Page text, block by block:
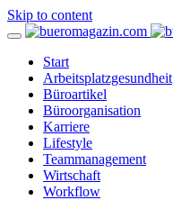
Skip to content
Start
Arbeitsplatzgesundheit
Büroartikel
Büroorganisation
Karriere
Lifestyle
Teammanagement
Wirtschaft
Workflow